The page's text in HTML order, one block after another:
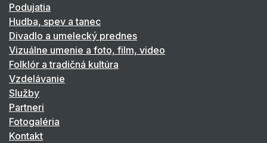
Podujatia
Hudba, spev a tanec
Divadlo a umelecký prednes
Vizuálne umenie a foto, film, video
Folklór a tradičná kultúra
Vzdelávanie
Služby
Partneri
Fotogaléria
Kontakt